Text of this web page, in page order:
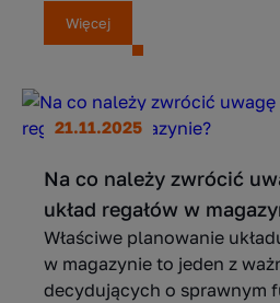
Więcej
21.11.2025
Na co należy zwrócić
układ regałów w
Właściwe planowanie
w magazynie to jeden z
decydujących o sprawnym